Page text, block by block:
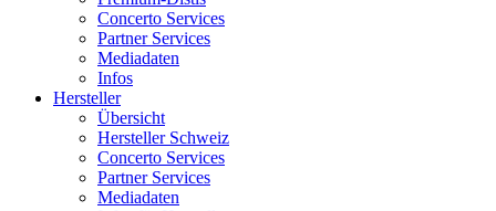
Concerto Services
Partner Services
Mediadaten
Infos
Hersteller
Übersicht
Hersteller Schweiz
Concerto Services
Partner Services
Mediadaten